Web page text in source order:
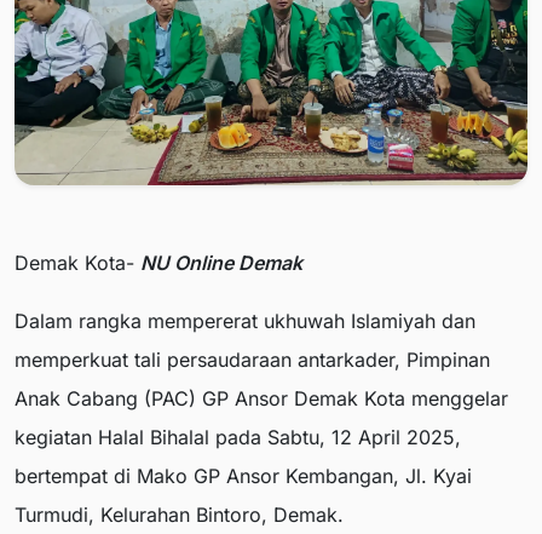
Demak Kota- NU Online Demak
Dalam rangka mempererat ukhuwah Islamiyah dan
memperkuat tali persaudaraan antarkader, Pimpinan
Anak Cabang (PAC) GP Ansor Demak Kota menggelar
kegiatan Halal Bihalal pada Sabtu, 12 April 2025,
bertempat di Mako GP Ansor Kembangan, Jl. Kyai
Turmudi, Kelurahan Bintoro, Demak.